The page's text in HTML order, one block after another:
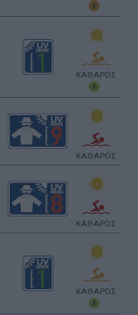
ΚΑΘΑΡΟΣ
ΚΑΘΑΡΟΣ
ΚΑΘΑΡΟΣ
ΚΑΘΑΡΟΣ